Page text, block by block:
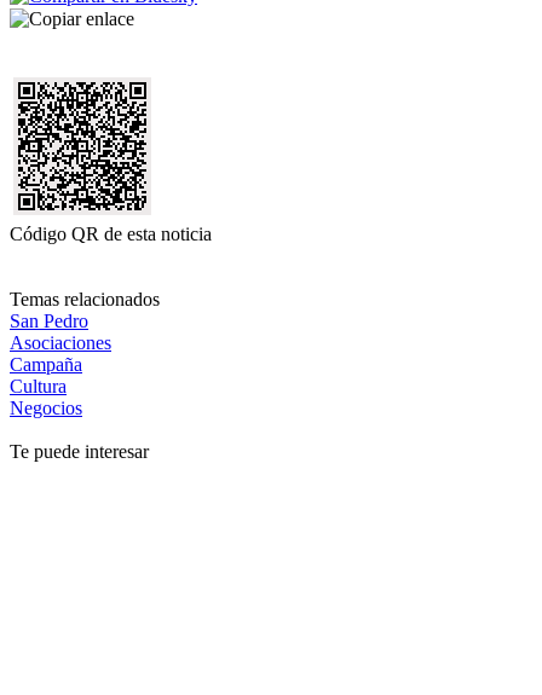
Código QR de esta noticia
Temas relacionados
San Pedro
Asociaciones
Campaña
Cultura
Negocios
Te puede interesar